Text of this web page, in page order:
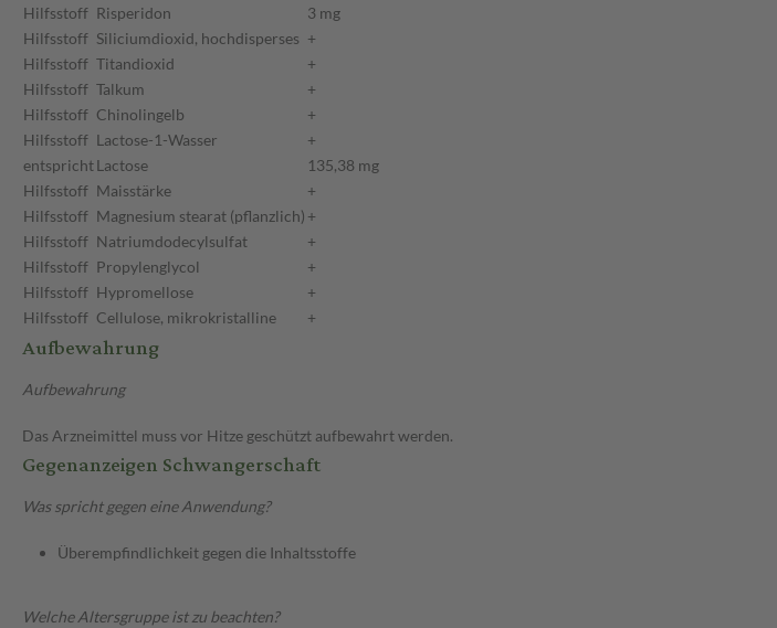
Hilfsstoff Risperidon
3 mg
Hilfsstoff Siliciumdioxid, hochdisperses +
Hilfsstoff Titandioxid
+
Hilfsstoff Talkum
+
Hilfsstoff Chinolingelb
+
Hilfsstoff Lactose-1-Wasser
+
entsprichtLactose
135,38 mg
Hilfsstoff Maisstärke
+
Hilfsstoff Magnesium stearat (pflanzlich) +
Hilfsstoff Natriumdodecylsulfat
+
Hilfsstoff Propylenglycol
+
Hilfsstoff Hypromellose
+
Hilfsstoff Cellulose, mikrokristalline +
Aufbewahrung
Aufbewahrung
Das Arzneimittel muss vor Hitze geschützt aufbewahrt werden.
Gegenanzeigen Schwangerschaft
Was spricht gegen eine Anwendung?
Überempfindlichkeit gegen die Inhaltsstoffe
Welche Altersgruppe ist zu beachten?